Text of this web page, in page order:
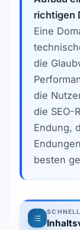
richtigen
Eine
die
die
die SEO-
Endung,
besten